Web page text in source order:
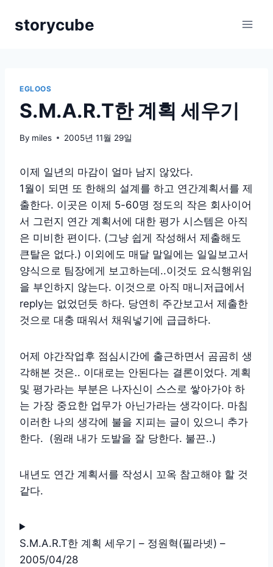
storycube
EGLOOS
S.M.A.R.T한 계획 세우기
By miles 2005년 11월 29일
이제 일년의 마감이 얼마 남지 않았다.
1월이 되면 또 한해의 설계를 하고 연간계획서를 제
출한다. 이곳은 이제 5-60명 정도의 작은 회사이어
서 그런지 연간 계획서에 대한 평가 시스템은 아직
은 미비한 편이다. (그냥 쉽게 작성해서 제출해도
큰탈은 없다.) 이외에도 매달 말일에는 일일보고서
양식으로 팀장에게 보고하는데..이것도 요식행위임
을 부인하지 않는다. 이것으로 아직 매니저급에서
reply는 없었던듯 하다. 당연히 주간보고서 제출한
것으로 대충 때워서 채워넣기에 급급하다.
어제 야간작업후 점심시간에 출근하면서 곰곰히 생
각해본 것은.. 이대로는 안된다는 결론이었다. 계획
및 평가라는 부분은 나자신이 스스로 쌓아가야 하
는 가장 중요한 업무가 아닌가라는 생각이다. 마침
이러한 나의 생각에 불을 지피는 글이 있으니 추가
한다. (원래 내가 도발을 잘 당한다. 불끈..)
내년도 연간 계획서를 작성시 꼬옥 참고해야 할 것
같다.
S.M.A.R.T한 계획 세우기 – 정원혁(필라넷) –
2005/04/28